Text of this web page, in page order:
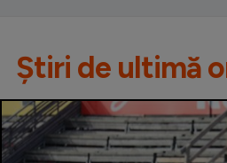
Știri de ultimă